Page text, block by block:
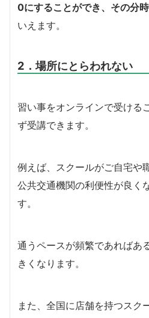
0にすることができ、その分
いえます。
2．場所にとらわれない
習い事をオンラインで受ける
ず受講できます。
例えば、スクールがご自宅や
公共交通機関の利便性が良く
す。
通うペースが頻繁であればあ
きくなります。
また、全国に店舗を持つスク